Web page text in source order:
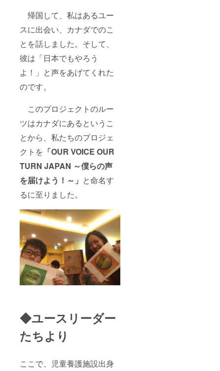
帰国して、私はあるユー
スに出会い、カナダでのこ
とを話しました。そして、
彼は「日本でもやろう
よ！」と声をあげてくれた
のです。
このプロジェクトのルー
ツはカナダにあるというこ
とから、私たちのプロジェ
クトを 「OUR VOICE OUR
TURN JAPAN ～僕らの声
を届けよう！～」 と命名す
るに至りました。
◆ユースリーダー
たちより
ここで、児童養護施設出身